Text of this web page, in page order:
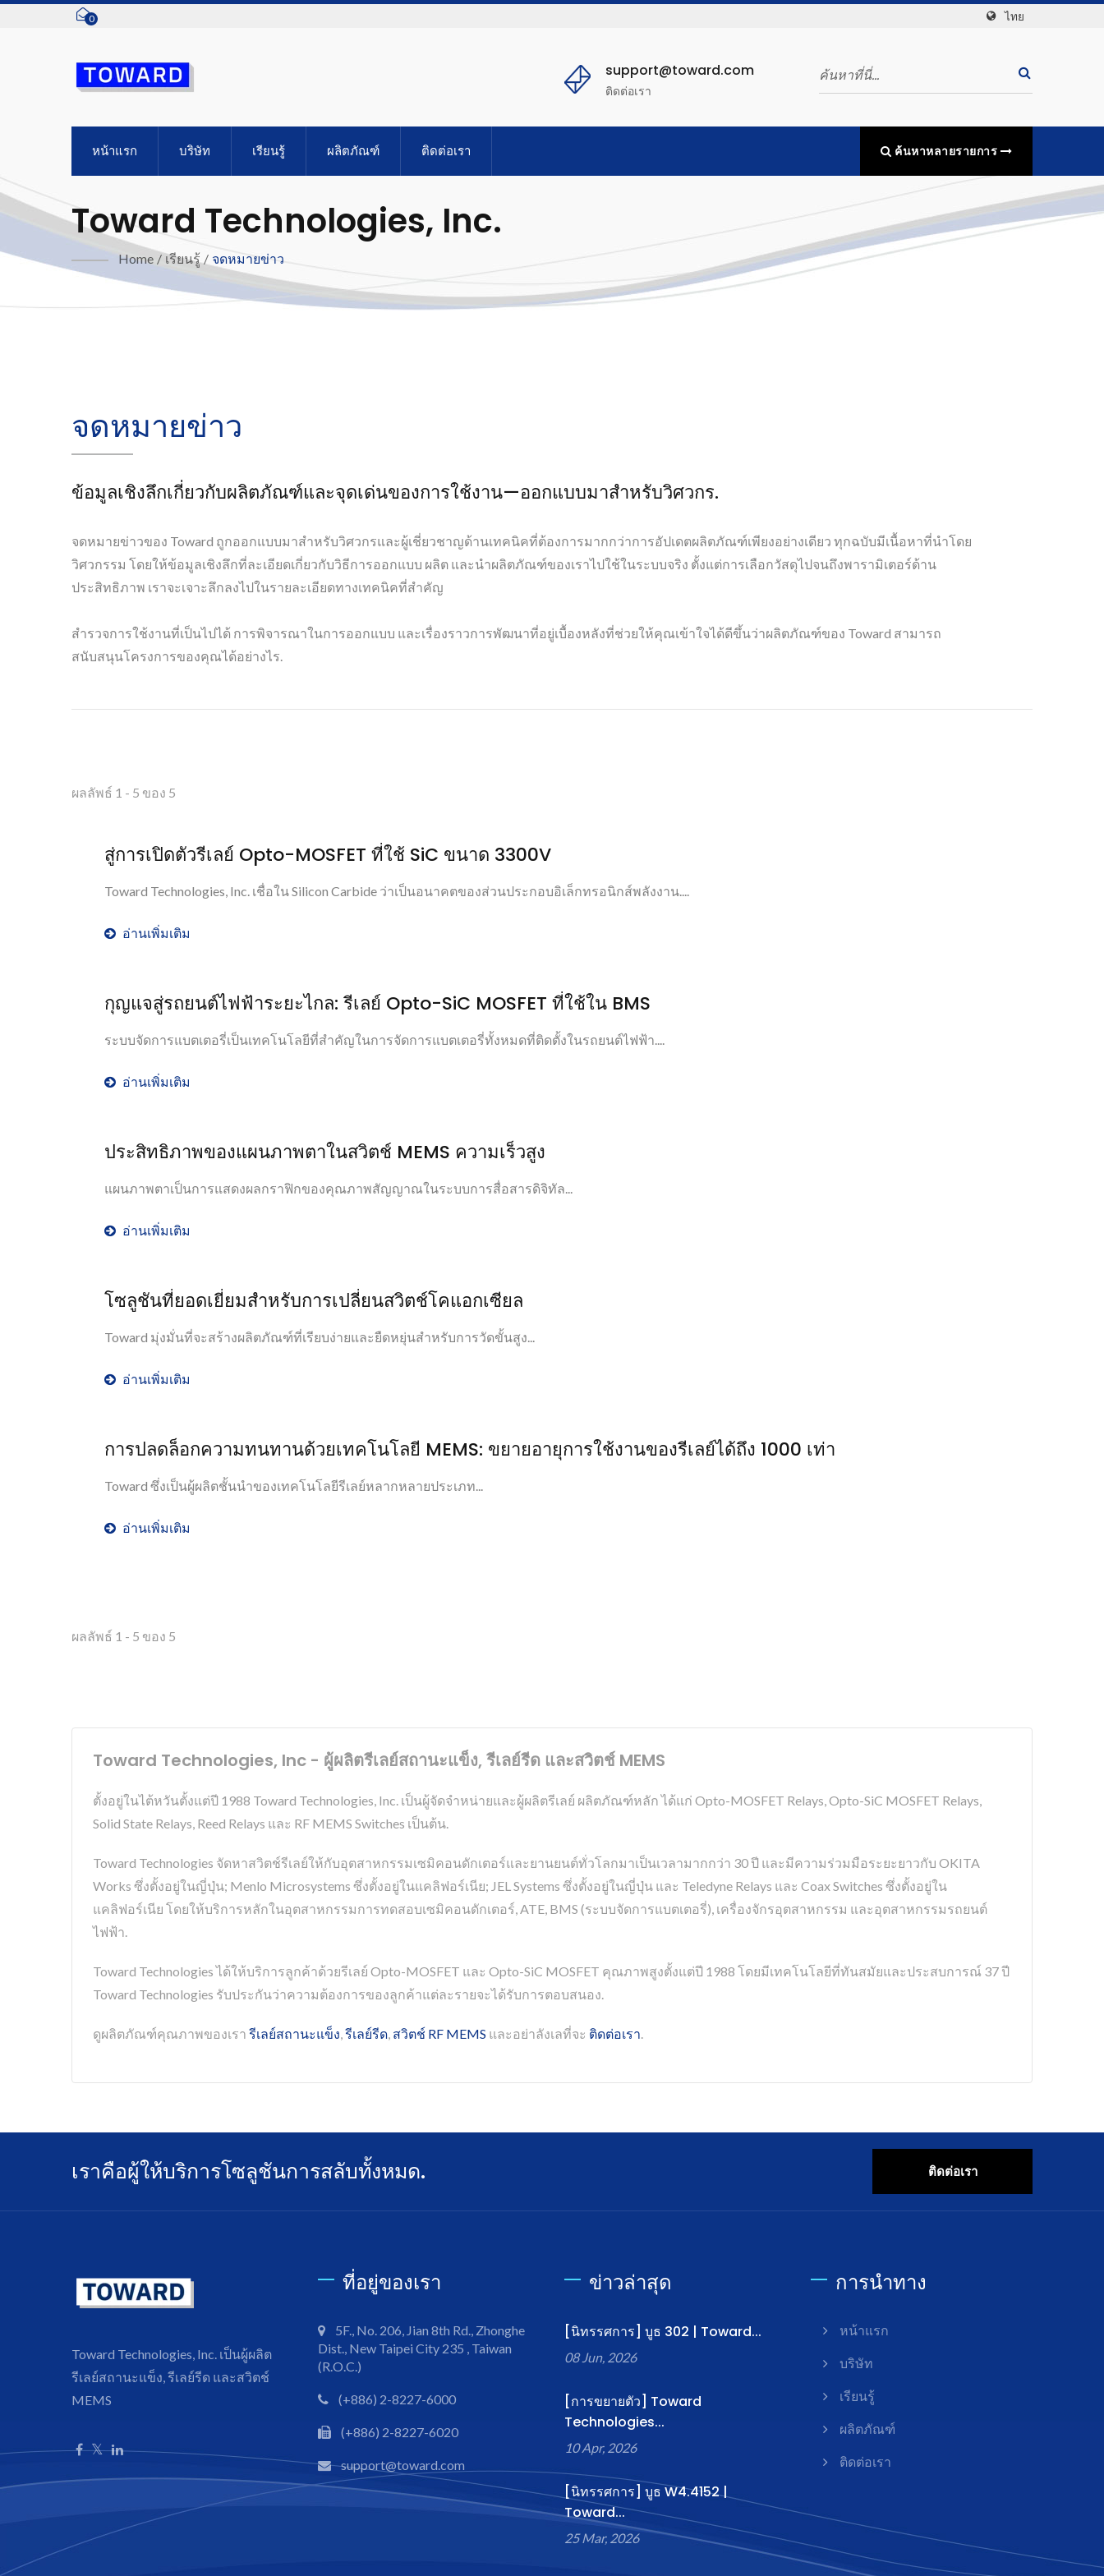
0 ไทย
support@toward.com
ติดต่อเรา
หน้าแรก บริษัท เรียนรู้ ผลิตภัณฑ์ ติดต่อเรา ค้นหาหลายรายการ
Toward Technologies, Inc.
Home / เรียนรู้ / จดหมายข่าว
จดหมายข่าว
ข้อมูลเชิงลึกเกี่ยวกับผลิตภัณฑ์และจุดเด่นของการใช้งาน—ออกแบบมาสำหรับวิศวกร.
จดหมายข่าวของ Toward ถูกออกแบบมาสำหรับวิศวกรและผู้เชี่ยวชาญด้านเทคนิคที่ต้องการมากกว่าการอัปเดตผลิตภัณฑ์เพียงอย่างเดียว ทุกฉบับมีเนื้อหาที่นำโดย
วิศวกรรม โดยให้ข้อมูลเชิงลึกที่ละเอียดเกี่ยวกับวิธีการออกแบบ ผลิต และนำผลิตภัณฑ์ของเราไปใช้ในระบบจริง ตั้งแต่การเลือกวัสดุไปจนถึงพารามิเตอร์ด้าน
ประสิทธิภาพ เราจะเจาะลึกลงไปในรายละเอียดทางเทคนิคที่สำคัญ
สำรวจการใช้งานที่เป็นไปได้ การพิจารณาในการออกแบบ และเรื่องราวการพัฒนาที่อยู่เบื้องหลังที่ช่วยให้คุณเข้าใจได้ดีขึ้นว่าผลิตภัณฑ์ของ Toward สามารถ
สนับสนุนโครงการของคุณได้อย่างไร.
ผลลัพธ์ 1 - 5 ของ 5
สู่การเปิดตัวรีเลย์ Opto-MOSFET ที่ใช้ SiC ขนาด 3300V
Toward Technologies, Inc. เชื่อใน Silicon Carbide ว่าเป็นอนาคตของส่วนประกอบอิเล็กทรอนิกส์พลังงาน....
อ่านเพิ่มเติม
กุญแจสู่รถยนต์ไฟฟ้าระยะไกล: รีเลย์ Opto-SiC MOSFET ที่ใช้ใน BMS
ระบบจัดการแบตเตอรี่เป็นเทคโนโลยีที่สำคัญในการจัดการแบตเตอรี่ทั้งหมดที่ติดตั้งในรถยนต์ไฟฟ้า....
อ่านเพิ่มเติม
ประสิทธิภาพของแผนภาพตาในสวิตช์ MEMS ความเร็วสูง
แผนภาพตาเป็นการแสดงผลกราฟิกของคุณภาพสัญญาณในระบบการสื่อสารดิจิทัล...
อ่านเพิ่มเติม
โซลูชันที่ยอดเยี่ยมสำหรับการเปลี่ยนสวิตช์โคแอกเซียล
Toward มุ่งมั่นที่จะสร้างผลิตภัณฑ์ที่เรียบง่ายและยืดหยุ่นสำหรับการวัดขั้นสูง...
อ่านเพิ่มเติม
การปลดล็อกความทนทานด้วยเทคโนโลยี MEMS: ขยายอายุการใช้งานของรีเลย์ได้ถึง 1000 เท่า
Toward ซึ่งเป็นผู้ผลิตชั้นนำของเทคโนโลยีรีเลย์หลากหลายประเภท...
อ่านเพิ่มเติม
ผลลัพธ์ 1 - 5 ของ 5
Toward Technologies, Inc - ผู้ผลิตรีเลย์สถานะแข็ง, รีเลย์รีด และสวิตช์ MEMS
ตั้งอยู่ในไต้หวันตั้งแต่ปี 1988 Toward Technologies, Inc. เป็นผู้จัดจำหน่ายและผู้ผลิตรีเลย์ ผลิตภัณฑ์หลัก ได้แก่ Opto-MOSFET Relays, Opto-SiC MOSFET Relays,
Solid State Relays, Reed Relays และ RF MEMS Switches เป็นต้น.
Toward Technologies จัดหาสวิตช์รีเลย์ให้กับอุตสาหกรรมเซมิคอนดักเตอร์และยานยนต์ทั่วโลกมาเป็นเวลามากกว่า 30 ปี และมีความร่วมมือระยะยาวกับ OKITA
Works ซึ่งตั้งอยู่ในญี่ปุ่น; Menlo Microsystems ซึ่งตั้งอยู่ในแคลิฟอร์เนีย; JEL Systems ซึ่งตั้งอยู่ในญี่ปุ่น และ Teledyne Relays และ Coax Switches ซึ่งตั้งอยู่ใน
แคลิฟอร์เนีย โดยให้บริการหลักในอุตสาหกรรมการทดสอบเซมิคอนดักเตอร์, ATE, BMS (ระบบจัดการแบตเตอรี่), เครื่องจักรอุตสาหกรรม และอุตสาหกรรมรถยนต์
ไฟฟ้า.
Toward Technologies ได้ให้บริการลูกค้าด้วยรีเลย์ Opto-MOSFET และ Opto-SiC MOSFET คุณภาพสูงตั้งแต่ปี 1988 โดยมีเทคโนโลยีที่ทันสมัยและประสบการณ์ 37 ปี
Toward Technologies รับประกันว่าความต้องการของลูกค้าแต่ละรายจะได้รับการตอบสนอง.
ดูผลิตภัณฑ์คุณภาพของเรา รีเลย์สถานะแข็ง,รีเลย์รีด, สวิตช์ RF MEMS และอย่าลังเลที่จะ ติดต่อเรา.
เราคือผู้ให้บริการโซลูชันการสลับทั้งหมด. ติดต่อเรา
Toward Technologies, Inc. เป็นผู้ผลิต
รีเลย์สถานะแข็ง, รีเลย์รีด และสวิตช์
MEMS
ที่อยู่ของเรา
5F., No. 206, Jian 8th Rd., Zhonghe
Dist., New Taipei City 235 , Taiwan
(R.O.C.)
(+886) 2-8227-6000
(+886) 2-8227-6020
support@toward.com
ข่าวล่าสุด
[นิทรรศการ] บูธ 302 | Toward...
08 Jun, 2026
[การขยายตัว] Toward
Technologies...
10 Apr, 2026
[นิทรรศการ] บูธ W4.4152 |
Toward...
25 Mar, 2026
การนำทาง
หน้าแรก
บริษัท
เรียนรู้
ผลิตภัณฑ์
ติดต่อเรา